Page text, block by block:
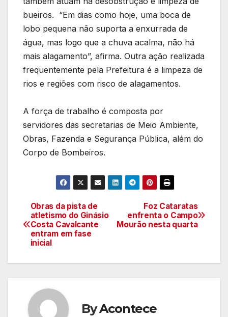
bueiros. “Em dias como hoje, uma boca de
lobo pequena não suporta a enxurrada de
água, mas logo que a chuva acalma, não há
mais alagamento”, afirma. Outra ação realizada
frequentemente pela Prefeitura é a limpeza de
rios e regiões com risco de alagamentos.
A força de trabalho é composta por
servidores das secretarias de Meio Ambiente,
Obras, Fazenda e Segurança Pública, além do
Corpo de Bombeiros.
Navegação
de
Foz Cataratas
enfrenta o Campo
Mourão nesta quarta
Obras da pista de
atletismo do Ginásio
Costa Cavalcante
entram em fase
inicial
ByAcontece